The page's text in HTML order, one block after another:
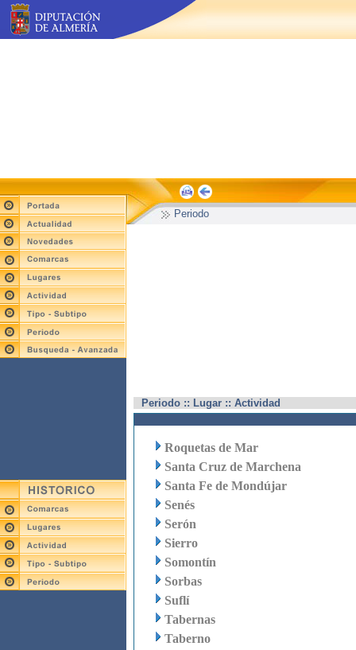
Periodo
Periodo :: Lugar :: Actividad
Roquetas de Mar
Santa Cruz de Marchena
Santa Fe de Mondújar
Senés
Serón
Sierro
Somontín
Sorbas
Suflí
Tabernas
Taberno